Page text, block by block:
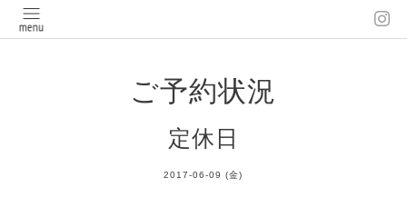
ご予約状況
定休日
2017-06-09 (金)